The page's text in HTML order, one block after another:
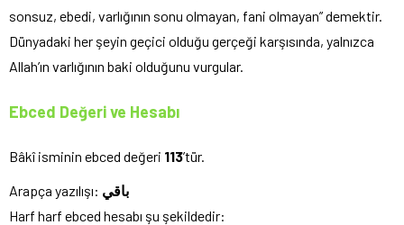
sonsuz, ebedi, varlığının sonu olmayan, fani olmayan” demektir.
Dünyadaki her şeyin geçici olduğu gerçeği karşısında, yalnızca
Allah’ın varlığının baki olduğunu vurgular.
Ebced Değeri ve Hesabı
Bâkî isminin ebced değeri 113’tür.
Arapça yazılışı: باقي
Harf harf ebced hesabı şu şekildedir: